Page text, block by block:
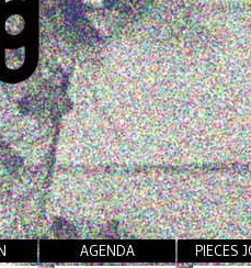
AGENDA
PIECES